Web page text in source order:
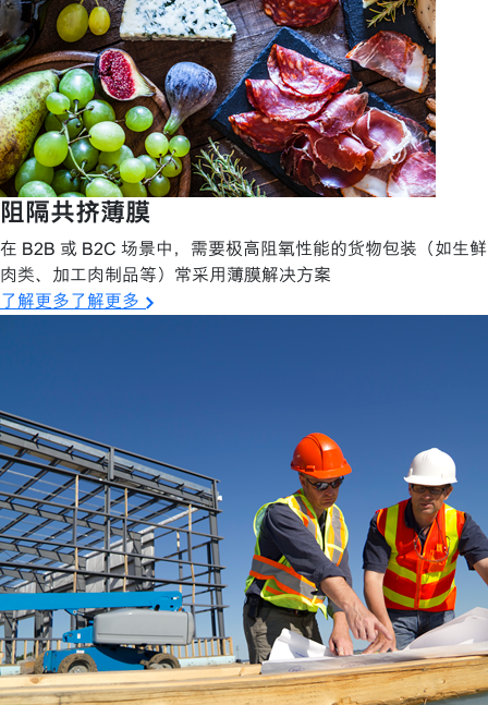
阻隔共挤薄膜
在 B2B 或 B2C 场景中，需要极高阻氧性能的货物包装（如生鲜
肉类、加工肉制品等）常采用薄膜解决方案
了解更多了解更多